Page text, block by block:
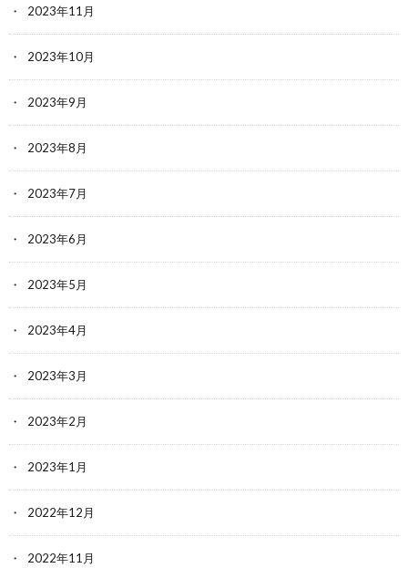
2023年11月
2023年10月
2023年9月
2023年8月
2023年7月
2023年6月
2023年5月
2023年4月
2023年3月
2023年2月
2023年1月
2022年12月
2022年11月